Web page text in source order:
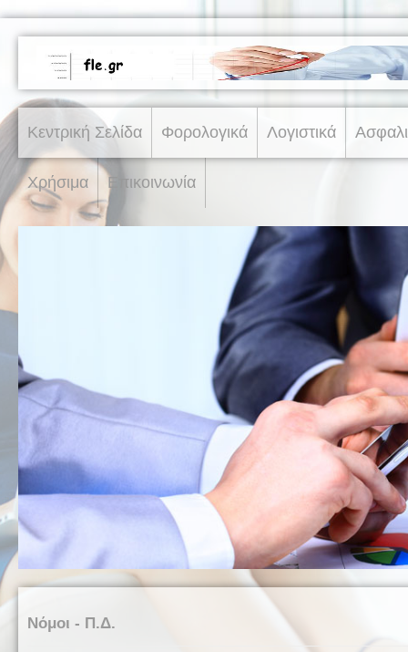
Κεντρική Σελίδα Φορολογικά Λογιστικά
Χρήσιμα Επικοινωνία
Νόμοι - Π.Δ.